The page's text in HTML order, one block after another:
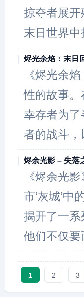
掠夺者展
末日世界中
烬光余焰：末日
《烬光余
性的故事
幸存者为
者的战斗
烬余光影 – 失落
《烬余光
市‘灰城’中
揭开了一
他们不仅
1 2 3